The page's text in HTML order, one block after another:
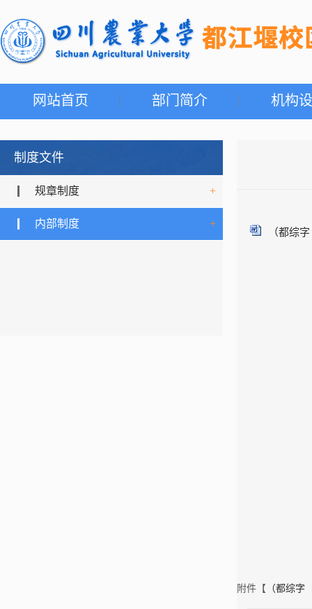
网站首页 部门简介 机构
制度文件
规章制度 +
内部制度 +
（都综
附件【 （都综字